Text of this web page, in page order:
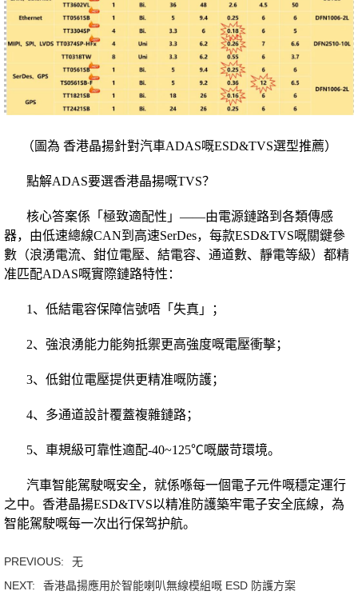
（圖為 香港晶揚針對汽車ADAS嘅ESD&TVS選型推薦）
點解ADAS要選香港晶揚嘅TVS？
核心答案係「極致適配性」——由電源鏈路到各類傳感
器，由低速總線CAN到高速SerDes，每款ESD&TVS嘅關鍵參
數（浪湧電流、鉗位電壓、結電容、通道數、靜電等級）都精
准匹配ADAS嘅實際鏈路特性：
1、低結電容保障信號唔「失真」；
2、強浪湧能力能夠抵禦更高強度嘅電壓衝擊；
3、低鉗位電壓提供更精准嘅防護；
4、多通道設計覆蓋複雜鏈路；
5、車規級可靠性適配-40~125℃嘅嚴苛環境。
汽車智能駕駛嘅安全，就係喺每一個電子元件嘅穩定運行
之中。香港晶揚ESD&TVS以精准防護築牢電子安全底線，為
智能駕駛嘅每一次出行保驾护航。
PREVIOUS:
无
NEXT:
香港晶揚應用於智能喇叭無線模組嘅 ESD 防護方案